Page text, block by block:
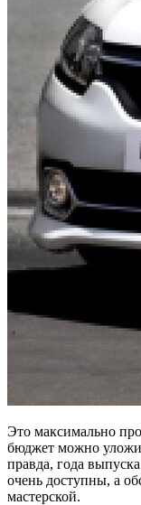
Это максимально
бюджет можно
правда, года
очень доступны, а
мастерской.